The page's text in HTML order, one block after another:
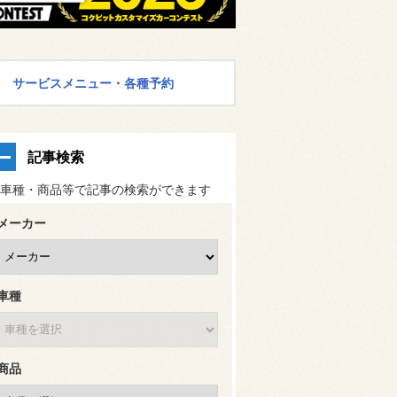
サービスメニュー・各種予約
記事検索
種・商品等で記事の検索ができます
ーカー
種
品